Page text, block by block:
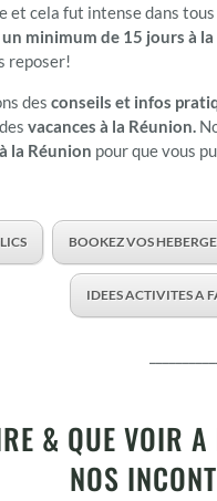
et cela fut intense dans
un minimum de 15 jours à
reposer!
desconseils et infos
vacances à la Réunion.
la Réunion pour que vous
BOOKEZ VOS
IDEES ACTIVITES A
& QUE VOIR
NOS